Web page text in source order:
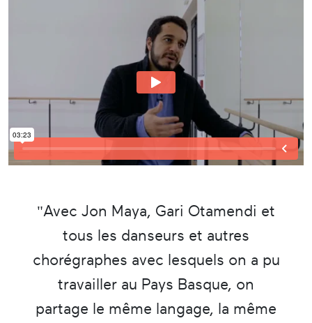
"Avec Jon Maya, Gari Otamendi et
tous les danseurs et autres
chorégraphes avec lesquels on a pu
travailler au Pays Basque, on
partage le même langage, la même